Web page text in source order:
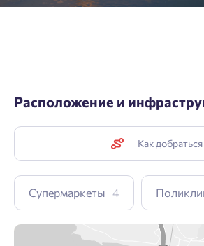
Расположение и
Как добраться
Супермаркеты 4